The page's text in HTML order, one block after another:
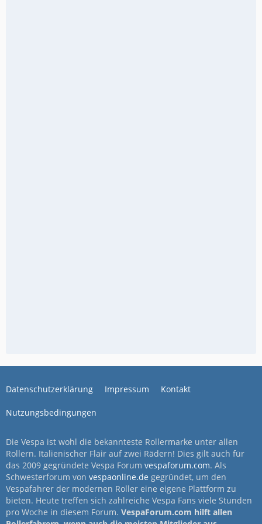
Datenschutzerklärung Impressum Kontakt
Nutzungsbedingungen
Die Vespa ist wohl die bekannteste Rollermarke unter allen
Rollern. Italienischer Flair auf zwei Rädern! Dies gilt auch für
das 2009 gegründete Vespa Forum vespaforum.com. Als
Schwesterforum von vespaonline.de gegründet, um den
Vespafahrer der modernen Roller eine eigene Plattform zu
bieten. Heute treffen sich zahlreiche Vespa Fans viele Stunden
pro Woche in diesem Forum. VespaForum.com hilft allen